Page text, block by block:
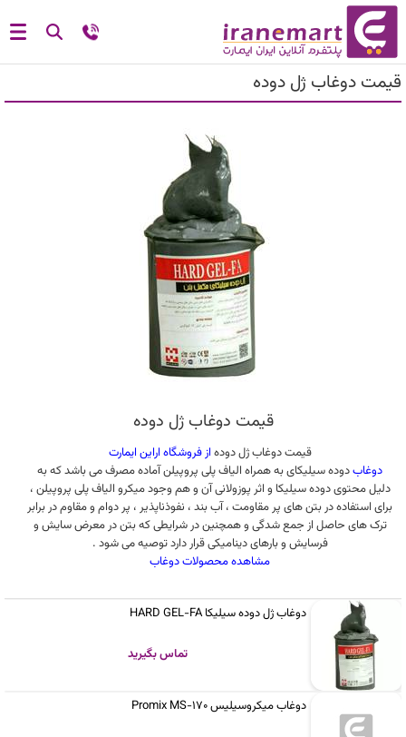
قیمت دوغاب ژل دوده
قیمت دوغاب ژل دوده
قیمت دوغاب ژل دوده از فروشگاه اراین ایمارت
دوغابدوده سیلیکای به همراه الیاف پلی پروپیلن آماده مصرف می باشد که به
دلیل محتوی دوده سیلیکا و اثر پوزولانی آن و هم وجود میکرو الیاف پلی پروپیلن ،
برای استفاده در بتن های پر مقاومت ، آب بند ، نفوذناپذیر ، پر دوام و مقاوم در برابر
ترک های حاصل از جمع شدگی و همچنین در شرایطی که بتن در معرض سایش و
فرسایش و بارهای دینامیکی قرار دارد توصیه می شود .
مشاهده محصولات دوغاب
دوغاب ژل دوده سیلیکا HARD GEL-FA
تماس بگیرید
دوغاب میکروسیلیس Promix MS-170